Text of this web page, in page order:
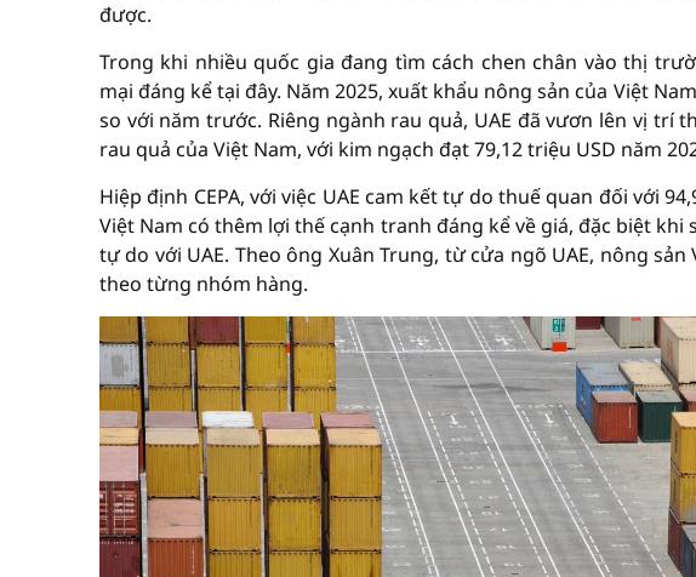
được.
Trong khi nhiều quốc gia đang tìm cách chen chân vào thị
mại đáng kể tại đây. Năm 2025, xuất khẩu nông sản của Việt
so với năm trước. Riêng ngành rau quả, UAE đã vươn lên vị trí
rau quả của Việt Nam, với kim ngạch đạt 79,12 triệu USD năm
Hiệp định CEPA, với việc UAE cam kết tự do thuế quan đối với
Việt Nam có thêm lợi thế cạnh tranh đáng kể về giá, đặc biệt
tự do với UAE. Theo ông Xuân Trung, từ cửa ngõ UAE, nông
theo từng nhóm hàng.